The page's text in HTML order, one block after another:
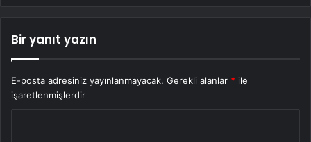
Bir yanıt yazın
E-posta adresiniz yayınlanmayacak. Gerekli alanlar * ile
işaretlenmişlerdir